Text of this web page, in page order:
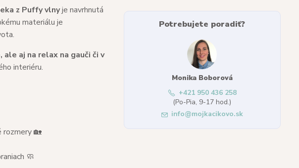
z Puffy vlnyje navrhnutá
materiálu je
aj na relax na gauči či v
interiéru.
rozmery 🏡
🧼
Potrebujete poradiť?
Monika Boborová
+421 950 436 258
(Po-Pia, 9-17 hod.)
info@mojkacikovo.sk